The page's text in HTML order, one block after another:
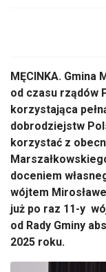
MĘCINKA.
od czasu rządów
korzystająca
dobrodziejstw
korzystać z
doceniem
wójtem
już po raz 11-y
od Rady Gminy
2025 roku.